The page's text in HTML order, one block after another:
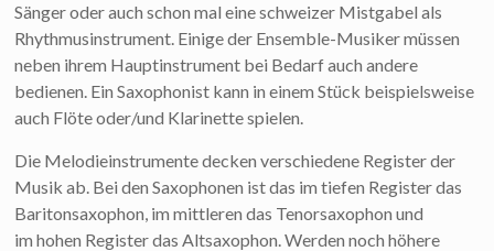
Sänger oder auch schon mal eine schweizer Mistgabel als
Rhythmusinstrument. Einige der Ensemble-Musiker müssen
neben ihrem Hauptinstrument bei Bedarf auch andere
bedienen. Ein Saxophonist kann in einem Stück beispielsweise
auch Flöte oder/und Klarinette spielen.
Die Melodieinstrumente decken verschiedene Register der
Musik ab. Bei den Saxophonen ist das im tiefen Register das
Baritonsaxophon, im mittleren das Tenorsaxophon und
im hohen Register das Altsaxophon. Werden noch höhere